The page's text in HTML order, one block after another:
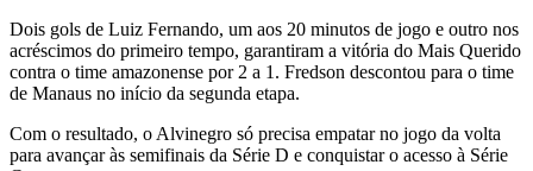
Dois gols de Luiz Fernando, um aos 20 minutos de jogo e outro nos
acréscimos do primeiro tempo, garantiram a vitória do Mais Querido
contra o time amazonense por 2 a 1. Fredson descontou para o time
de Manaus no início da segunda etapa.
Com o resultado, o Alvinegro só precisa empatar no jogo da volta
para avançar às semifinais da Série D e conquistar o acesso à Série